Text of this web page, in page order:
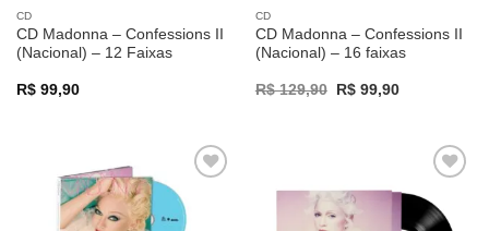
CD
CD Madonna – Confessions II
(Nacional) – 12 Faixas
R$99,90
CD
CD Madonna – Confessions II
(Nacional) – 16 faixas
R$129,90
Original
R$99,90Current
Adicionar
a lista de
desejos
Adicionar
a lista de
desejos